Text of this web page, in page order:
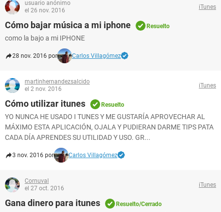
usuario anónimo
el 26 nov. 2016
iTunes
Cómo bajar música a mi iphone Resuelto
como la bajo a mi IPHONE
28 nov. 2016 por Carlos Villagómez
martinhernandezsalcido
el 2 nov. 2016
iTunes
Cómo utilizar itunes Resuelto
YO NUNCA HE USADO I TUNES Y ME GUSTARÍA APROVECHAR AL
MÁXIMO ESTA APLICACIÓN, OJALA Y PUDIERAN DARME TIPS PATA
CADA DÍA APRENDES SU UTILIDAD Y USO. GR...
3 nov. 2016 por Carlos Villagómez
Cornuval
el 27 oct. 2016
iTunes
Gana dinero para itunes Resuelto/Cerrado